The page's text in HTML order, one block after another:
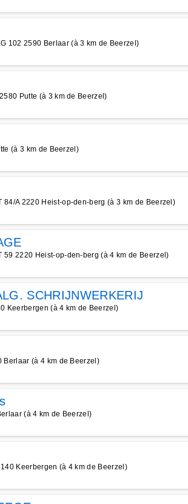
102 2590 Berlaar (à 3 km de Beerzel)
Putte (à 3 km de Beerzel)
(à 3 km de Beerzel)
84/A 2220 Heist-op-den-berg (à 3 km de Beerzel)
59 2220 Heist-op-den-berg (à 4 km de Beerzel)
SCHRIJNWERKERIJ
Keerbergen (à 4 km de Beerzel)
Berlaar (à 4 km de Beerzel)
(à 4 km de Beerzel)
Keerbergen (à 4 km de Beerzel)